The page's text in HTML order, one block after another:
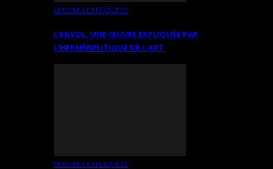
OEUVRES EXPLIQUÉES
L’ENVOL, UNE ŒUVRE EXPLIQUÉE PAR
L’HERMÉNEUTIQUE DE L’ART
OEUVRES EXPLIQUÉES